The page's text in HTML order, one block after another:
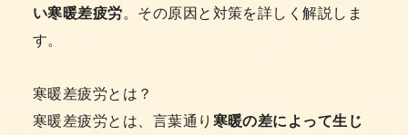
い寒暖差疲労。その原因と対策を詳しく解説しま
す。
寒暖差疲労とは？
寒暖差疲労とは、言葉通り 寒暖の差によって生じ